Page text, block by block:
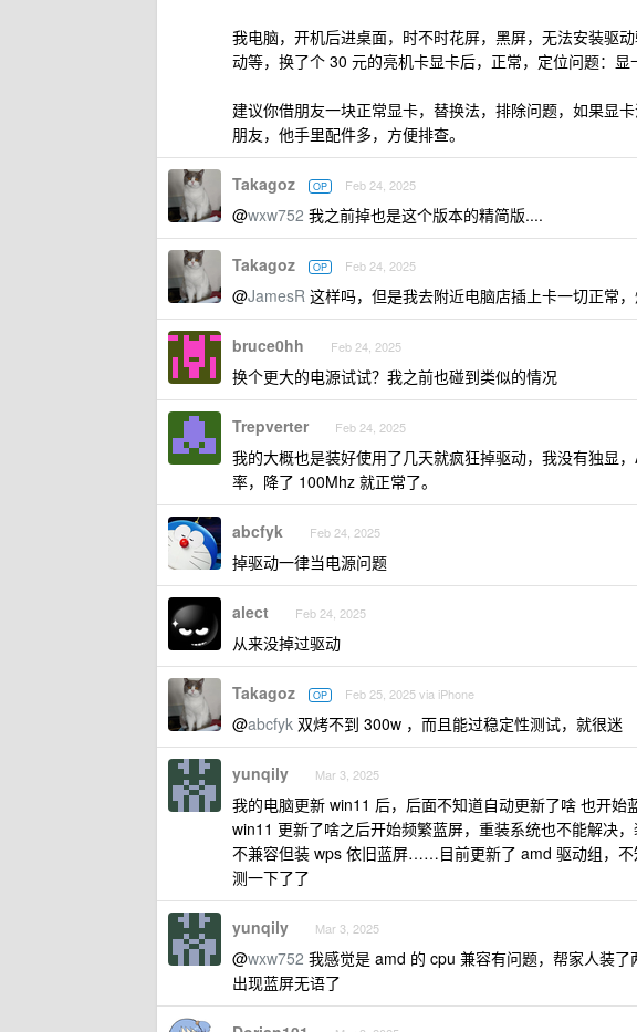
我电脑，开机后进桌面，时不时花屏，黑屏，无法安装驱
动等，换了个 30 元的亮机卡显卡后，正常，定位问题：显
建议你借朋友一块正常显卡，替换法，排除问题，如果显
朋友，他手里配件多，方便排查。
Takagoz OP Feb 24, 2025
@wxw752 我之前掉也是这个版本的精简版....
Takagoz OP Feb 24, 2025
@JamesR 这样吗，但是我去附近电脑店插上卡一切正常，
bruce0hh Feb 24, 2025
换个更大的电源试试？我之前也碰到类似的情况
Trepverter Feb 24, 2025
我的大概也是装好使用了几天就疯狂掉驱动，我没有独显
率，降了 100Mhz 就正常了。
abcfyk Feb 24, 2025
掉驱动一律当电源问题
alect Feb 24, 2025
从来没掉过驱动
Takagoz OP Feb 25, 2025 via iPhone
@abcfyk 双烤不到 300w ，而且能过稳定性测试，就很迷
yunqily Mar 3, 2025
我的电脑更新 win11 后，后面不知道自动更新了啥 也开
win11 更新了啥之后开始频繁蓝屏，重装系统也不能解决
不兼容但装 wps 依旧蓝屏……目前更新了 amd 驱动组，
测一下了了
yunqily Mar 3, 2025
@wxw752 我感觉是 amd 的 cpu 兼容有问题，帮家人装
出现蓝屏无语了